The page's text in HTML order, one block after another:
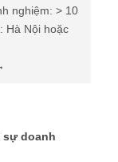
nghiệm: > 10
Hà Nội hoặc
sự doanh